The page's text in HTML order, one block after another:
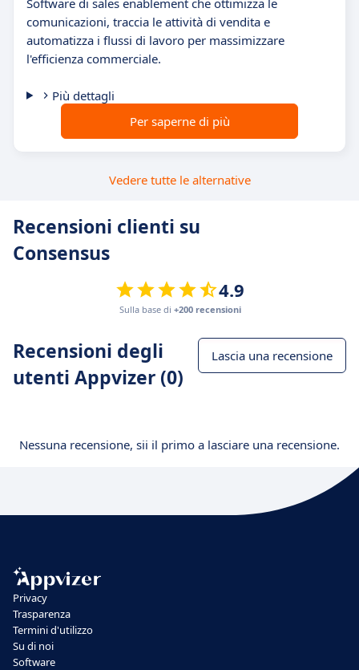
Software di sales enablement che ottimizza le
comunicazioni, traccia le attività di vendita e
automatizza i flussi di lavoro per massimizzare
l'efficienza commerciale.
Più dettagli
Per saperne di più
Vedere tutte le alternative
Recensioni clienti su
Consensus
4.9
Sulla base di +200 recensioni
Recensioni degli
utenti Appvizer (0)
Lascia una recensione
Nessuna recensione, sii il primo a lasciare una recensione.
Privacy
Trasparenza
Termini d'utilizzo
Su di noi
Software